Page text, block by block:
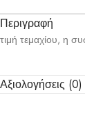
Περιγραφή
τιμή τεμαχίου, η
Αξιολογήσεις (0)